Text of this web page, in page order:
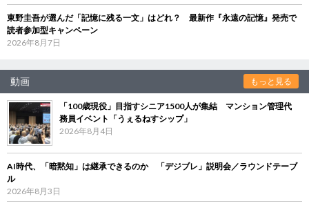
東野圭吾が選んだ「記憶に残る一文」はどれ？ 最新作『永遠の記憶』発売で
読者参加型キャンペーン
2026年8月7日
動画 もっと見る
「100歳現役」目指すシニア1500人が集結 マンション管理代
務員イベント「うぇるねすシップ」
2026年8月4日
AI時代、「暗黙知」は継承できるのか 「デジブレ」説明会／ラウンドテーブ
ル
2026年8月3日